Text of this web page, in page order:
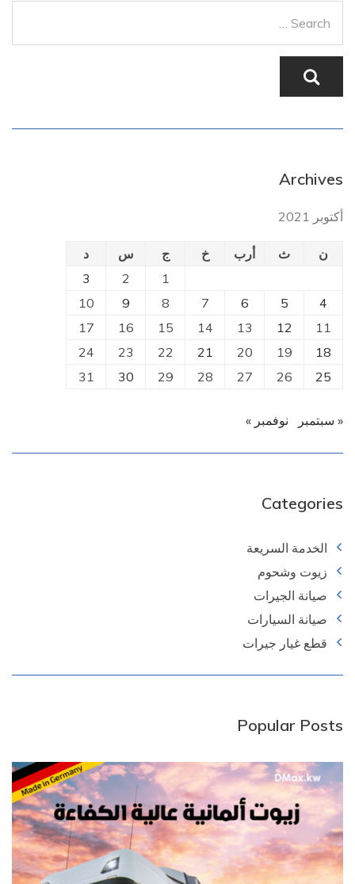
Archives
أكتوبر 2021
ن ث أرب خ ج س
د
1
2
3
4
5
6
7
8
9
10
11
12
13
14
15
16
17
18
19
20
21
22
23
24
25
26
27
28
29
30
31
« سبتمبر نوفمبر »
Categories
الخدمة السريعة
زيوت وشحوم
صيانة الجيرات
صيانة السيارات
قطع غيار جيرات
Popular Posts